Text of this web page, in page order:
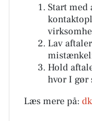
Start med
Lav
Hold
hvor I gør
Læs mere på: